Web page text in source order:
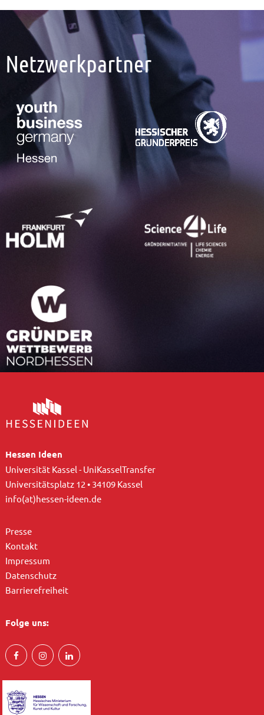
Netzwerkpartner
Hessen Ideen
Universität Kassel - UniKasselTransfer
Universitätsplatz 12 • 34109 Kassel
info(at)hessen-ideen.de
Presse
Kontakt
Impressum
Datenschutz
Barrierefreiheit
Folge uns: